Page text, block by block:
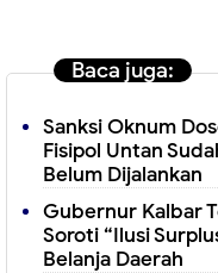
Baca juga:
Sanksi Oknum
Fisipol Untan
Belum Dijalankan
Gubernur Kalbar
Soroti “Ilusi
Belanja Daerah